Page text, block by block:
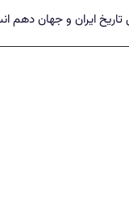
ایران و جهان دهم